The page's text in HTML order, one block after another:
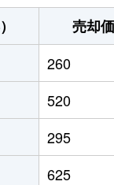
売却
260
520
295
625